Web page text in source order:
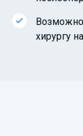
хирургу